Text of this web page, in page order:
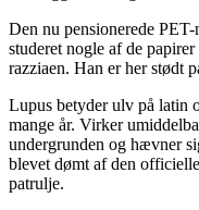
Den nu pensionerede
studeret nogle af de
razziaen. Han er her stødt
Lupus betyder ulv på latin
mange år. Virker
undergrunden og hævner
blevet dømt af den
patrulje.